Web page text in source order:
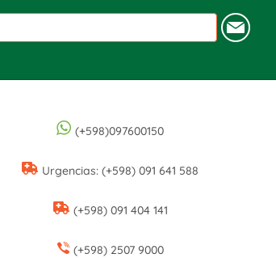
(+598)097600150
Urgencias: (+598) 091 641 588
(+598) 091 404 141
(+598) 2507 9000